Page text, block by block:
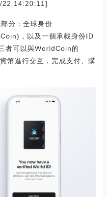
22 14:20:11]
分：全球身份
，以及一個承載身份ID
者可以與WorldCoin的
幣進行交互，完成支付、購